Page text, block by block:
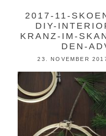
2017-11-
DIY-
KRANZ-IM-
DEN-
23. NOVEMBER